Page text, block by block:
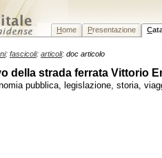
Home Presentazione C
: fascicoli: articoli: doc articolo
della strada ferrata Vittorio
pubblica, legislazione, storia,